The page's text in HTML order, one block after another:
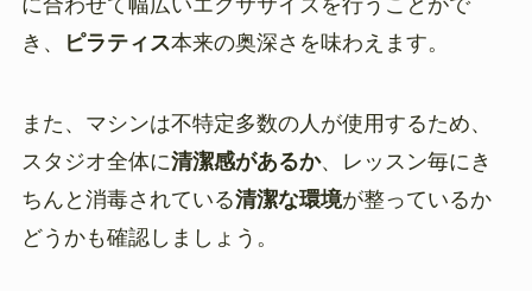
に合わせて幅広いエクササイズを行うことがで
き、
ピラティス本来の奥深さを味わえます。
また、マシンは不特定多数の人が使用するため、
スタジオ全体に清潔感があるか、レッスン毎にき
ちんと消毒されている清潔な環境が整っているか
どうかも確認しましょう。